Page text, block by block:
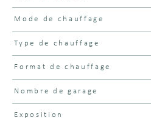
Mode de chauffage
Type de chauffage
Format de chauffage
Nombre de garage
Exposition